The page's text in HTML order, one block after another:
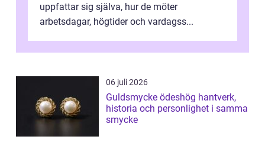
uppfattar sig själva, hur de möter
arbetsdagar, högtider och vardagss...
06 juli 2026
Guldsmycke ödeshög hantverk,
historia och personlighet i samma
smycke